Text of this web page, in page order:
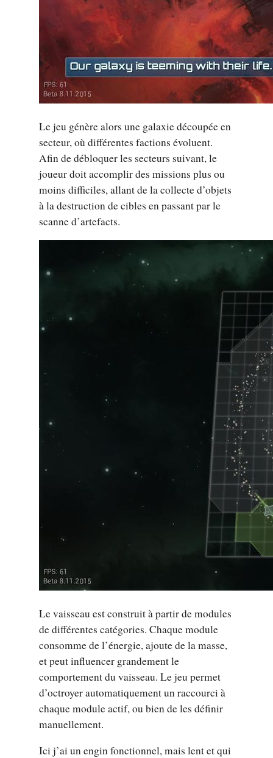
Le jeu génère alors une galaxie découpée en
secteur, où différentes factions évoluent.
Afin de débloquer les secteurs suivant, le
joueur doit accomplir des missions plus ou
moins difficiles, allant de la collecte d’objets
à la destruction de cibles en passant par le
scanne d’artefacts.
Le vaisseau est construit à partir de modules
de différentes catégories. Chaque module
consomme de l’énergie, ajoute de la masse,
et peut influencer grandement le
comportement du vaisseau. Le jeu permet
d’octroyer automatiquement un raccourci à
chaque module actif, ou bien de les définir
manuellement.
Ici j’ai un engin fonctionnel, mais lent et qui